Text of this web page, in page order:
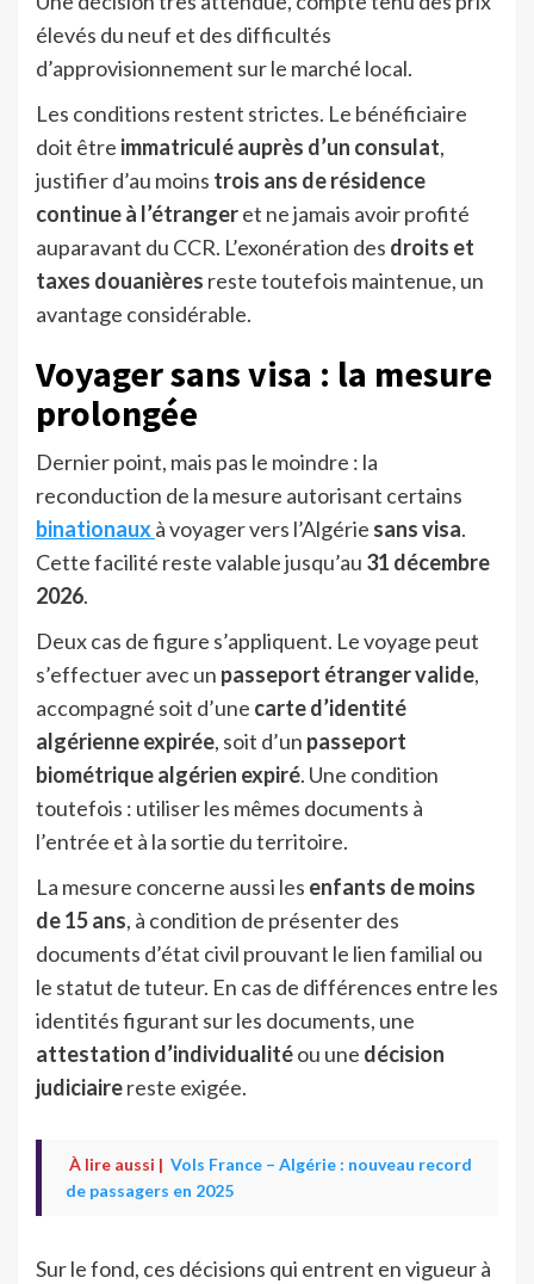
élevés du neuf et des difficultés
d’approvisionnement sur le marché local.
Les conditions restent strictes. Le bénéficiaire
doit être immatriculé auprès d’un consulat,
justifier d’au moins trois ans de résidence
continue à l’étrangeret ne jamais avoir profité
auparavant du CCR. L’exonération des droits et
taxes douanières reste toutefois maintenue, un
avantage considérable.
Voyager sans visa : la mesure
prolongée
Dernier point, mais pas le moindre : la
reconduction de la mesure autorisant certains
binationauxà voyager vers l’Algérie sans visa.
Cette facilité reste valable jusqu’au 31 décembre
2026.
Deux cas de figure s’appliquent. Le voyage peut
s’effectuer avec un passeport étranger valide,
accompagné soit d’une carte d’identité
algérienne expirée, soit d’un passeport
biométrique algérien expiré. Une condition
toutefois : utiliser les mêmes documents à
l’entrée et à la sortie du territoire.
La mesure concerne aussi les enfants de moins
de 15 ans, à condition de présenter des
documents d’état civil prouvant le lien familial ou
le statut de tuteur. En cas de différences entre les
identités figurant sur les documents, une
attestation d’individualitéou une décision
judiciairereste exigée.
À lire aussi | Vols France – Algérie : nouveau record
de passagers en 2025
Sur le fond, ces décisions qui entrent en vigueur à